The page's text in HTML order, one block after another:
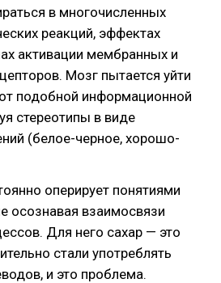
в многочисленных
реакций, эффектах
активации мембранных и
Мозг пытается уйти
подобной информационной
стереотипы в виде
(белое-черное, хорошо-
оперирует понятиями
осознавая взаимосвязи
Для него сахар — это
стали употреблять
и это проблема.